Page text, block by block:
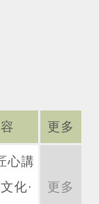
更多
心講
化·
更多